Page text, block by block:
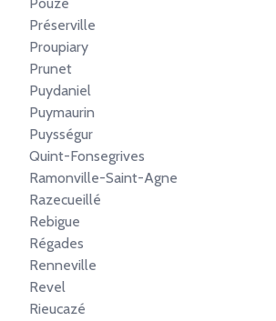
Préserville
Proupiary
Prunet
Puydaniel
Puymaurin
Puysségur
Quint-Fonsegrives
Ramonville-Saint-Agne
Razecueillé
Rebigue
Régades
Renneville
Revel
Rieucazé